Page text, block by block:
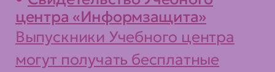
работать со средствами
выявления уязвимостей и
обнаружения атак;
центра «Информзащита»
Выпускники Учебного центра
могут получать бесплатные